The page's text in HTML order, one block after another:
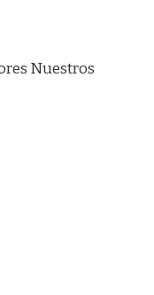
Nuestros